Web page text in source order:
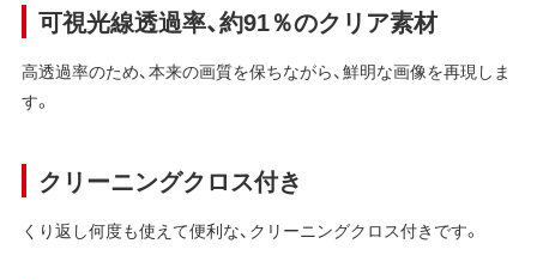
可視光線透過率、約91％のクリア素材
高透過率のため、本来の画質を保ちながら、鮮明な画像を再現しま
す。
クリーニングクロス付き
くり返し何度も使えて便利な、クリーニングクロス付きです。